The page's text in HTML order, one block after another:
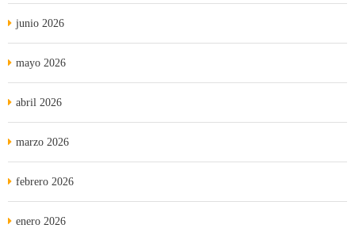
junio 2026
mayo 2026
abril 2026
marzo 2026
febrero 2026
enero 2026